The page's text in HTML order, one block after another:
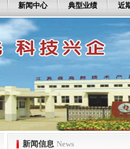
新闻中心 典型业绩 近
新闻信息 News